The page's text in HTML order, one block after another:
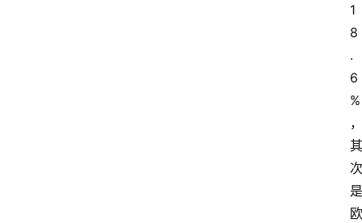
1
8
.
6
%